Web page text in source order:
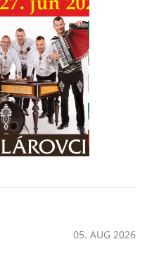
05. AUG 2026